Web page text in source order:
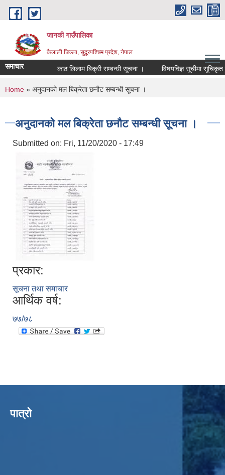
Skip to main content
जानकी गाउँपालिका
कैलाली जिल्ला, सुदूरपश्चिम प्रदेश, नेपाल
समाचार काठ लिलाम बिक्री सम्बन्धी सूचना । विषयविज्ञ सूचीमा सूचिकृत
You are here
Home » अनुदानको मल बिक्रेता छनौट सम्बन्धी सूचना ।
अनुदानको मल बिक्रेता छनौट सम्बन्धी सूचना ।
Submitted on: Fri, 11/20/2020 - 17:49
प्रकार:
सूचना तथा समाचार
आर्थिक वर्ष:
७७/७८
पात्रो